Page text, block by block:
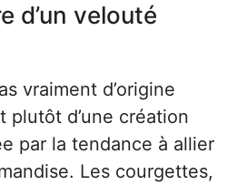
d’un velouté
vraiment d’origine
plutôt d’une création
par la tendance à allier
Les courgettes,